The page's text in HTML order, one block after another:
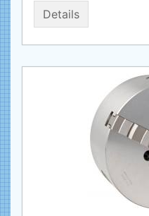
Details